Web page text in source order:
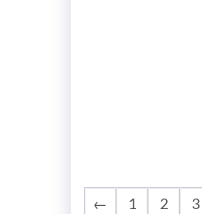
← 1 2 3